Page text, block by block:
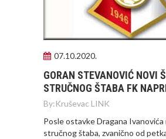
07.10.2020.
GORAN STEVANOVIĆ NOVI
STRUČNOG ŠTABA FK
By:Kruševac LINK
Posle ostavke Dragana Ivanovića
stručnog štaba, zvanično od